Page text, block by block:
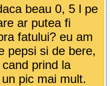
beau 0, 5 l pe
ar putea fi
fatului? eu am
pepsi si de bere,
prind la
pic mai mult.